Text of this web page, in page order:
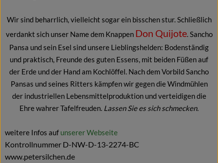
Wir sind beharrlich, vielleicht sogar ein bisschen stur. Schließlich
verdankt sich unser Name dem Knappen Don Quijote. Sancho
Pansa und sein Esel sind unsere Lieblingshelden: Bodenständig
und praktisch, Freunde des guten Essens, mit beiden Füßen auf
der Erde und der Hand am Kochlöffel. Nach dem Vorbild Sancho
Pansas und seines Ritters kämpfen wir gegen die Windmühlen
der industriellen Lebensmittelproduktion und verteidigen die
Ehre wahrer Tafelfreuden. Lassen Sie es sich schmecken.
weitere Infos auf unserer Webseite
Kontrollnummer D-NW-D-13-2274-BC
www.petersilchen.de